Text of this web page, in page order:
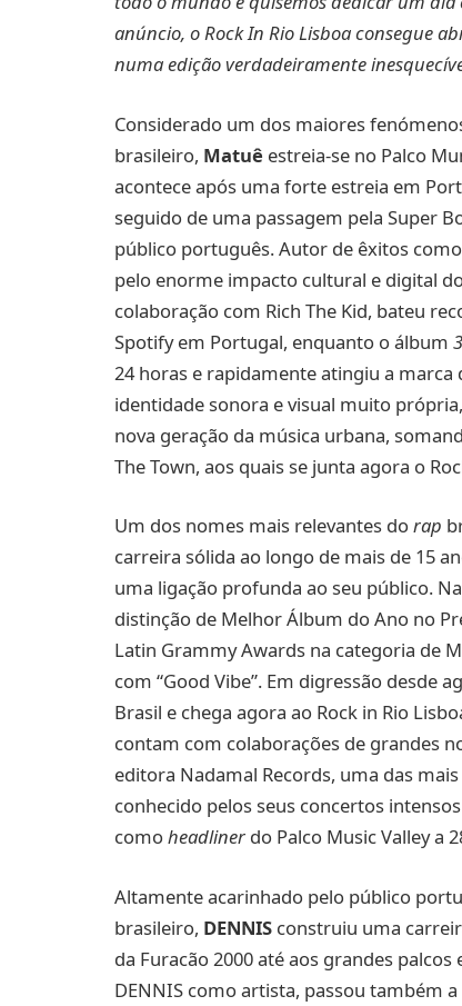
anúncio, o Rock In Rio Lisboa consegue
numa edição verdadeiramente
Considerado um dos maiores
brasileiro, Matuê estreia-se no Palco
acontece após uma forte estreia em
seguido de uma passagem pela Super
público português. Autor de êxitos como
pelo enorme impacto cultural e digital
colaboração com Rich The Kid, bateu
Spotify em Portugal, enquanto o álbum
24 horas e rapidamente atingiu a marca
identidade sonora e visual muito
nova geração da música urbana,
The Town, aos quais se junta agora o
Um dos nomes mais relevantes dorap
carreira sólida ao longo de mais de 15
uma ligação profunda ao seu público.
distinção de Melhor Álbum do Ano no
Latin Grammy Awards na categoria de
com “Good Vibe”. Em digressão desde
Brasil e chega agora ao Rock in Rio
contam com colaborações de grandes
editora Nadamal Records, uma das
conhecido pelos seus concertos
comoheadliner do Palco Music Valley a
Altamente acarinhado pelo público
brasileiro, DENNIS construiu uma
da Furacão 2000 até aos grandes
DENNIS como artista, passou também